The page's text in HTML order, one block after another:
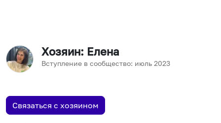
Хозяин: Елена
Вступление в сообщество: июль 2023
Связаться с хозяином